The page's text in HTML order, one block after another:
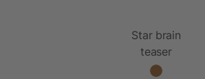
Star brain
teaser